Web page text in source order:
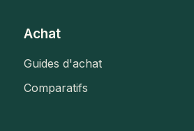
Achat
Guides d'achat
Comparatifs